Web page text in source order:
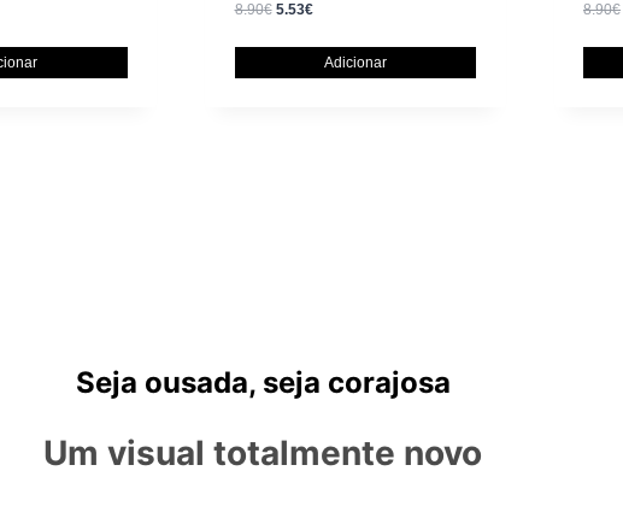
8.90€ 5.53€
Adicionar
8.90€
Seja ousada, seja corajosa
Um visual totalmente novo